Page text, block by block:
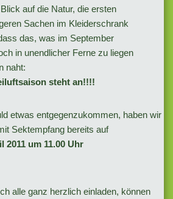
auf die Natur, die ersten
Sachen im Kleiderschrank
das, was im September
in unendlicher Ferne zu liegen
naht:
steht an!!!!
etwas entgegenzukommen, haben wir
Sektempfang bereits auf
2011 um 11.00 Uhr
alle ganz herzlich einladen, können